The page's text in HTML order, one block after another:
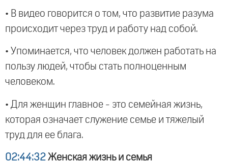
• В видео говорится о том, что развитие разума
происходит через труд и работу над собой.
• Упоминается, что человек должен работать на
пользу людей, чтобы стать полноценным
человеком.
• Для женщин главное - это семейная жизнь,
которая означает служение семье и тяжелый
труд для ее блага.
02:44:32 Женская жизнь и семья